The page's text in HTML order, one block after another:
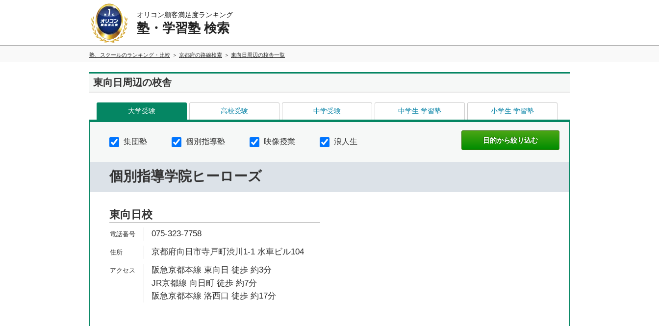
オリコン顧客満足度ランキング
塾・学習塾 検索
塾、スクールのランキング・比較 京都府の路線検索 東向日周辺の校舎一覧
東向日周辺の校舎
大学受験 高校受験 中学受験 中学生 学習塾 小学生 学習塾
集団塾 個別指導塾 映像授業 浪人生
個別指導学院ヒーローズ
東向日校
075-323-7758
京都府向日市寺戸町渋川1-1 水車ビル104
阪急京都本線 東向日 徒歩 約3分
JR京都線 向日町 徒歩 約7分
阪急京都本線 洛西口 徒歩 約17分